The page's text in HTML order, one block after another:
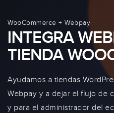
WooCommerce + Webpay
INTEGRA
TIENDA
Ayudamos a tiendas
Webpay y a dejar el flujo de
y para el administrador del